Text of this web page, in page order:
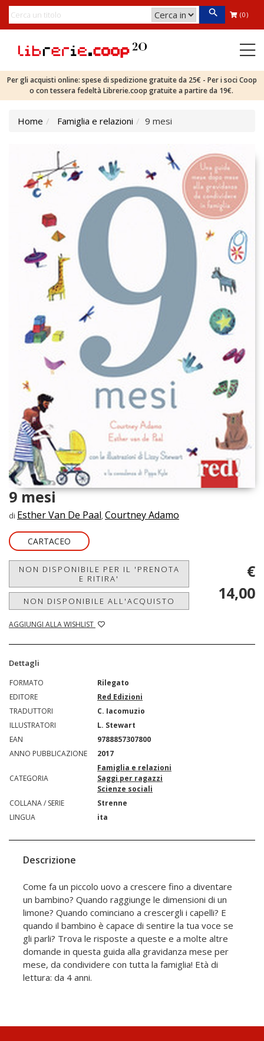
(0)
Per gli acquisti online: spese di spedizione gratuite da 25€ - Per i soci Coop
o con tessera fedeltà Librerie.coop gratuite a partire da 19€.
Home Famiglia e relazioni 9 mesi
9 mesi
di Esther Van De Paal, Courtney Adamo
CARTACEO
NON DISPONIBILE PER IL 'PRENOTA
E RITIRA'
NON DISPONIBILE ALL'ACQUISTO
AGGIUNGI ALLA WISHLIST
€
14,00
Dettagli
FORMATO
Rilegato
EDITORE
Red Edizioni
TRADUTTORI
C. Iacomuzio
ILLUSTRATORI
L. Stewart
EAN
9788857307800
ANNO PUBBLICAZIONE
2017
CATEGORIA
Famiglia e relazioni
Saggi per ragazzi
Scienze sociali
COLLANA / SERIE
Strenne
LINGUA
ita
Descrizione
Come fa un piccolo uovo a crescere fino a diventare
un bambino? Quando raggiunge le dimensioni di un
limone? Quando cominciano a crescergli i capelli? E
quando il bambino è capace di sentire la tua voce se
gli parli? Trova le risposte a queste e a molte altre
domande in questa guida alla gravidanza mese per
mese, da condividere con tutta la famiglia! Età di
lettura: da 4 anni.